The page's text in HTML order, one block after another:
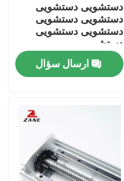
دستشویی دستشویی
دستشویی دستشویی
دستشویی دستشویی
دستشویی
ارسال سؤال